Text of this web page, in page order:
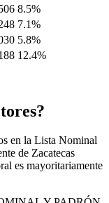
8.5%
7.1%
5.8%
12.4%
en la Lista Nominal
de Zacatecas
es mayoritariamente